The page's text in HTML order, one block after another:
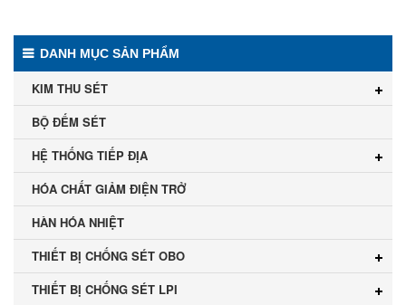
DANH MỤC SẢN PHẨM
KIM THU SÉT
BỘ ĐẾM SÉT
HỆ THỐNG TIẾP ĐỊA
HÓA CHẤT GIẢM ĐIỆN TRỞ
HÀN HÓA NHIỆT
THIẾT BỊ CHỐNG SÉT OBO
THIẾT BỊ CHỐNG SÉT LPI